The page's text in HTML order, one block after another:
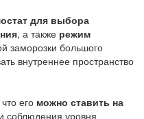
для выбора
, а также режим
заморозки большого
внутреннее пространство
его можно ставить на
соблюдения уровня